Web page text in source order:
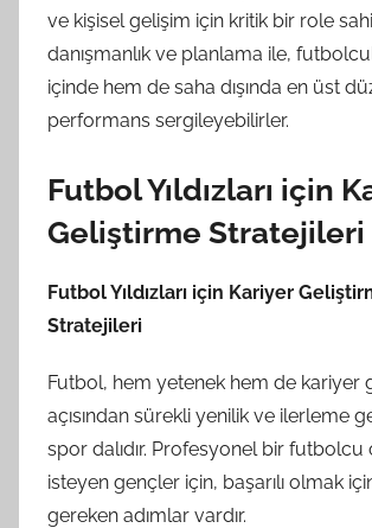
ve kişisel gelişim için kritik bir role
danışmanlık ve planlama ile,
içinde hem de saha dışında en üst
performans sergileyebilirler.
Futbol Yıldızları için
Geliştirme Stratejileri
Futbol Yıldızları için Kariyer
Stratejileri
Futbol, hem yetenek hem de kariyer
açısından sürekli yenilik ve ilerleme
spor dalıdır. Profesyonel bir futbolcu
isteyen gençler için, başarılı olmak
gereken adımlar vardır.